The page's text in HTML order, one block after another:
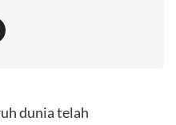
dunia telah